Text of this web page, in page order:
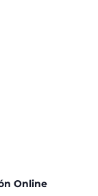
Online